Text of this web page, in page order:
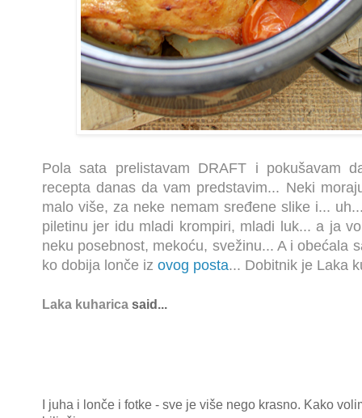
Pola sata prelistavam DRAFT i pokušavam
recepta danas da vam predstavim... Neki
malo više, za neke nemam sređene slike i...
piletinu jer idu mladi krompiri, mladi luk... a ja
neku posebnost, mekoću, svežinu... A i obećala
ko dobija lonče iz ovog posta... Dobitnik je Laka
Laka kuharica said...
I juha i lonče i fotke - sve je više nego krasno. Kako